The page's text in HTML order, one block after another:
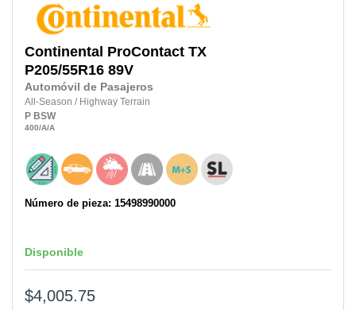
Continental ProContact TX
P205/55R16 89V
Automóvil de Pasajeros
All-Season / Highway Terrain
P BSW
400/A/A
Número de pieza: 15498990000
Disponible
$4,005.75